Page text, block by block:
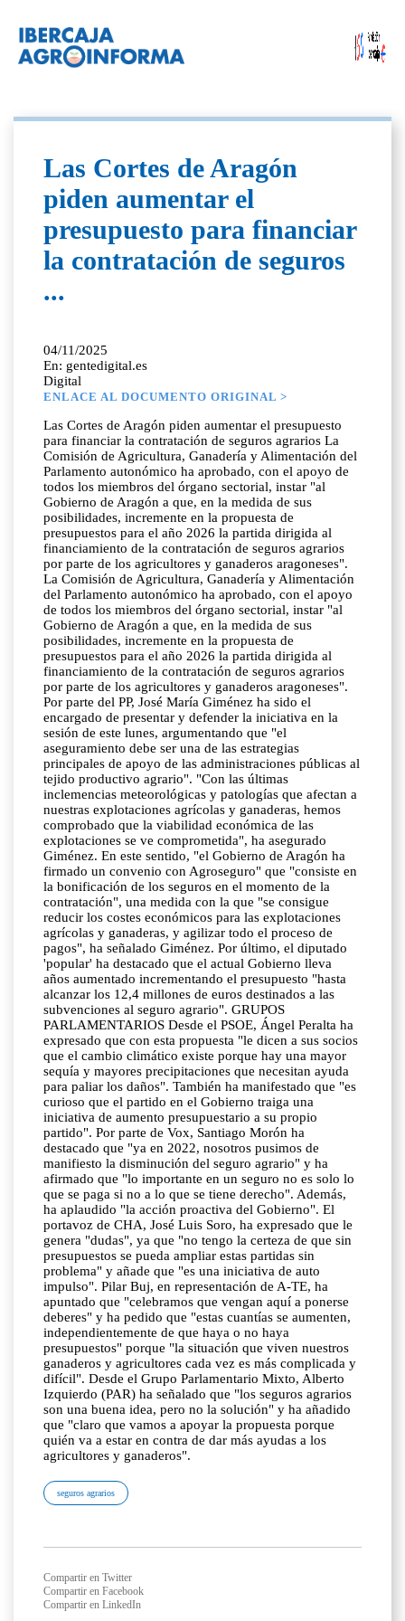
Las Cortes de Aragón
piden aumentar el
presupuesto para financiar
la contratación de seguros
...
04/11/2025
En: gentedigital.es
Digital
ENLACE AL DOCUMENTO ORIGINAL >
Las Cortes de Aragón piden aumentar el presupuesto
para financiar la contratación de seguros agrarios La
Comisión de Agricultura, Ganadería y Alimentación del
Parlamento autonómico ha aprobado, con el apoyo de
todos los miembros del órgano sectorial, instar "al
Gobierno de Aragón a que, en la medida de sus
posibilidades, incremente en la propuesta de
presupuestos para el año 2026 la partida dirigida al
financiamiento de la contratación de seguros agrarios
por parte de los agricultores y ganaderos aragoneses".
La Comisión de Agricultura, Ganadería y Alimentación
del Parlamento autonómico ha aprobado, con el apoyo
de todos los miembros del órgano sectorial, instar "al
Gobierno de Aragón a que, en la medida de sus
posibilidades, incremente en la propuesta de
presupuestos para el año 2026 la partida dirigida al
financiamiento de la contratación de seguros agrarios
por parte de los agricultores y ganaderos aragoneses".
Por parte del PP, José María Giménez ha sido el
encargado de presentar y defender la iniciativa en la
sesión de este lunes, argumentando que "el
aseguramiento debe ser una de las estrategias
principales de apoyo de las administraciones públicas al
tejido productivo agrario". "Con las últimas
inclemencias meteorológicas y patologías que afectan a
nuestras explotaciones agrícolas y ganaderas, hemos
comprobado que la viabilidad económica de las
explotaciones se ve comprometida", ha asegurado
Giménez. En este sentido, "el Gobierno de Aragón ha
firmado un convenio con Agroseguro" que "consiste en
la bonificación de los seguros en el momento de la
contratación", una medida con la que "se consigue
reducir los costes económicos para las explotaciones
agrícolas y ganaderas, y agilizar todo el proceso de
pagos", ha señalado Giménez. Por último, el diputado
'popular' ha destacado que el actual Gobierno lleva
años aumentado incrementando el presupuesto "hasta
alcanzar los 12,4 millones de euros destinados a las
subvenciones al seguro agrario". GRUPOS
PARLAMENTARIOS Desde el PSOE, Ángel Peralta ha
expresado que con esta propuesta "le dicen a sus socios
que el cambio climático existe porque hay una mayor
sequía y mayores precipitaciones que necesitan ayuda
para paliar los daños". También ha manifestado que "es
curioso que el partido en el Gobierno traiga una
iniciativa de aumento presupuestario a su propio
partido". Por parte de Vox, Santiago Morón ha
destacado que "ya en 2022, nosotros pusimos de
manifiesto la disminución del seguro agrario" y ha
afirmado que "lo importante en un seguro no es solo lo
que se paga si no a lo que se tiene derecho". Además,
ha aplaudido "la acción proactiva del Gobierno". El
portavoz de CHA, José Luis Soro, ha expresado que le
genera "dudas", ya que "no tengo la certeza de que sin
presupuestos se pueda ampliar estas partidas sin
problema" y añade que "es una iniciativa de auto
impulso". Pilar Buj, en representación de A-TE, ha
apuntado que "celebramos que vengan aquí a ponerse
deberes" y ha pedido que "estas cuantías se aumenten,
independientemente de que haya o no haya
presupuestos" porque "la situación que viven nuestros
ganaderos y agricultores cada vez es más complicada y
difícil". Desde el Grupo Parlamentario Mixto, Alberto
Izquierdo (PAR) ha señalado que "los seguros agrarios
son una buena idea, pero no la solución" y ha añadido
que "claro que vamos a apoyar la propuesta porque
quién va a estar en contra de dar más ayudas a los
agricultores y ganaderos".
seguros agrarios
Compartir en Twitter
Compartir en Facebook
Compartir en LinkedIn